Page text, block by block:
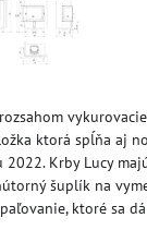
ktorá spĺňa aj
Krby Lucy
šuplík na
ktoré sa